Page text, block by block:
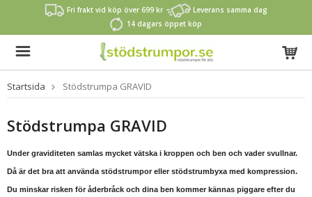
Fri frakt vid köp över 699 kr
Leverans samma dag
14 dagars öppet köp
Startsida Stödstrumpa GRAVID
Stödstrumpa GRAVID
Under graviditeten samlas mycket vätska i kroppen och ben och vader svullnar.
Då är det bra att använda stödstrumpor eller stödstrumbyxa med kompression.
Du minskar risken för åderbråck och dina ben kommer kännas piggare efter du